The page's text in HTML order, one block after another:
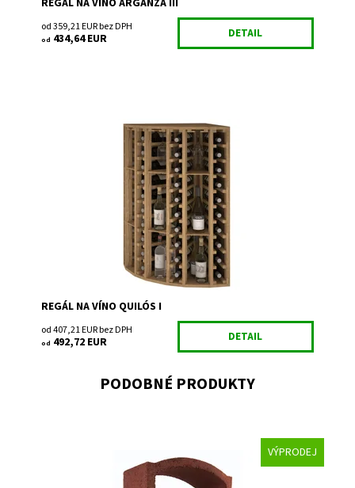
REGÁL NA VÍNO ARGANZA III
od 359,21 EUR bez DPH
od 434,64 EUR DETAIL
Drevený regál na uskladnenie vína.
Do 3 týdnů
EX2035
Expovinalia
2 roky
REGÁL NA VÍNO QUILÓS I
od 407,21 EUR bez DPH
od 492,72 EUR DETAIL
PODOBNÉ PRODUKTY
VÝPRODEJ
Regál na uskladnenie a prezentáciu vína.